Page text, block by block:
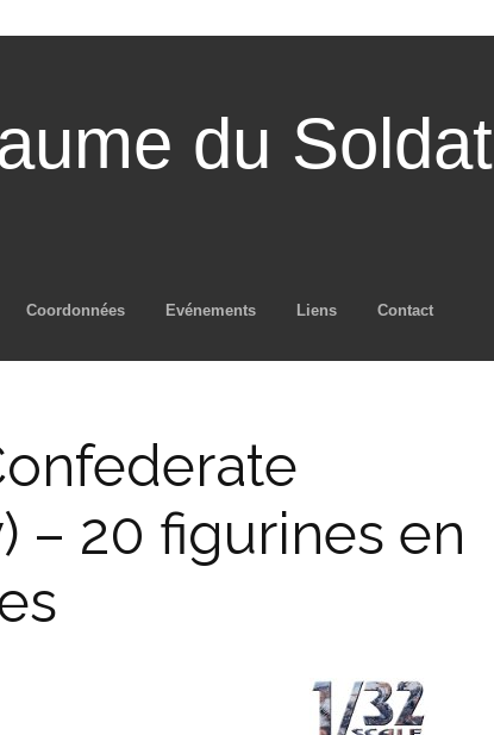
du Soldat
contenu principal
Coordonnées Evénements Liens Contact
– 20 figurines en